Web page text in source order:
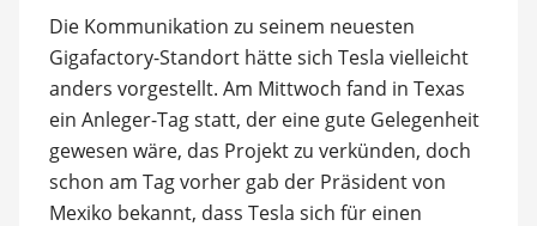
Die Kommunikation zu seinem neuesten
Gigafactory-Standort hätte sich Tesla vielleicht
anders vorgestellt. Am Mittwoch fand in Texas
ein Anleger-Tag statt, der eine gute Gelegenheit
gewesen wäre, das Projekt zu verkünden, doch
schon am Tag vorher gab der Präsident von
Mexiko bekannt, dass Tesla sich für einen